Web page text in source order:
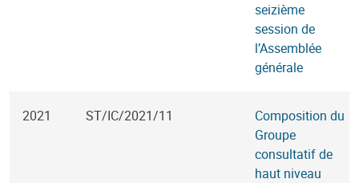
seizième
session de
l’Assemblée
générale
2021 ST/IC/2021/11
Composition du
Groupe
consultatif de
haut niveau